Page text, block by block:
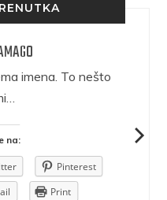
imena. To nešto
na:
Pinterest
Print